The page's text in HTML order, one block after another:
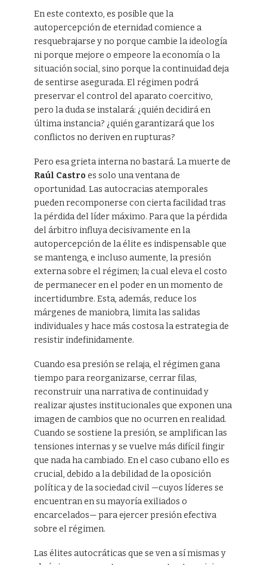
En este contexto, es posible que la
autopercepción de eternidad comience a
resquebrajarse y no porque cambie la ideología
ni porque mejore o empeore la economía o la
situación social, sino porque la continuidad deja
de sentirse asegurada. El régimen podrá
preservar el control del aparato coercitivo,
pero la duda se instalará: ¿quién decidirá en
última instancia? ¿quién garantizará que los
conflictos no deriven en rupturas?
Pero esa grieta interna no bastará. La muerte de
Raúl Castro es solo una ventana de
oportunidad. Las autocracias atemporales
pueden recomponerse con cierta facilidad tras
la pérdida del líder máximo. Para que la pérdida
del árbitro influya decisivamente en la
autopercepción de la élite es indispensable que
se mantenga, e incluso aumente, la presión
externa sobre el régimen; la cual eleva el costo
de permanecer en el poder en un momento de
incertidumbre. Esta, además, reduce los
márgenes de maniobra, limita las salidas
individuales y hace más costosa la estrategia de
resistir indefinidamente.
Cuando esa presión se relaja, el régimen gana
tiempo para reorganizarse, cerrar filas,
reconstruir una narrativa de continuidad y
realizar ajustes institucionales que exponen una
imagen de cambios que no ocurren en realidad.
Cuando se sostiene la presión, se amplifican las
tensiones internas y se vuelve más difícil fingir
que nada ha cambiado. En el caso cubano ello es
crucial, debido a la debilidad de la oposición
política y de la sociedad civil —cuyos líderes se
encuentran en su mayoría exiliados o
encarcelados— para ejercer presión efectiva
sobre el régimen.
Las élites autocráticas que se ven a sí mismas y